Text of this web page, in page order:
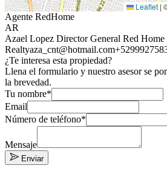
Leaflet |
Agente RedHome
AR
Azael Lopez Director General Red Home
Realtyaza_cnt@hotmail.com
¿Te interesa esta propiedad?
Llena el formulario y nuestro asesor se
la brevedad.
Tu nombre*
Email
Número de teléfono*
Mensaje
Enviar